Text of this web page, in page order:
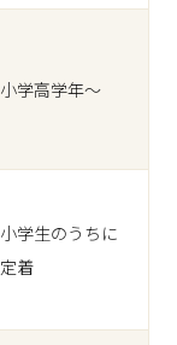
小学高学年〜
小学生のうちに
定着